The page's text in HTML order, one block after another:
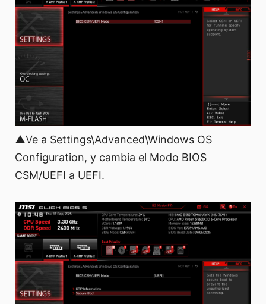
▲Ve a Settings\Advanced\Windows OS
Configuration, y cambia el Modo BIOS
CSM/UEFI a UEFI.